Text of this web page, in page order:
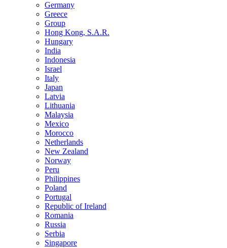
Germany
Greece
Group
Hong Kong, S.A.R.
Hungary
India
Indonesia
Israel
Italy
Japan
Latvia
Lithuania
Malaysia
Mexico
Morocco
Netherlands
New Zealand
Norway
Peru
Philippines
Poland
Portugal
Republic of Ireland
Romania
Russia
Serbia
Singapore